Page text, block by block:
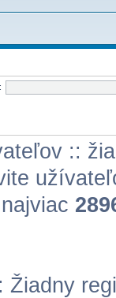
::
Žiadny